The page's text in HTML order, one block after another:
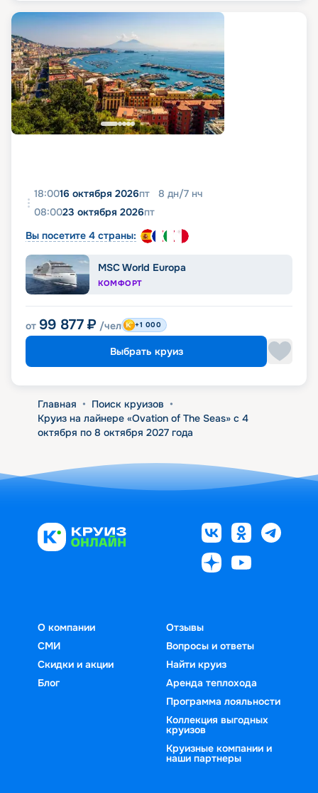
18:0016 октября 2026пт 8 дн/7 нч
08:0023 октября 2026пт
Вы посетите 4 страны:
MSC World Europa
КОМФОРТ
от 99 877 ₽ /чел +1 000
Выбрать круиз
Главная • Поиск круизов •
Круиз на лайнере «Ovation of The Seas» с 4
октября по 8 октября 2027 года
О компании
СМИ
Скидки и акции
Блог
Отзывы
Вопросы и ответы
Найти круиз
Аренда теплохода
Программа лояльности
Коллекция выгодных
круизов
Круизные компании и
наши партнеры